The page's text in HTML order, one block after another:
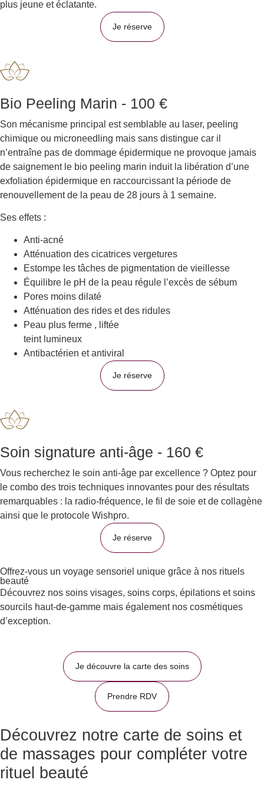
plus jeune et éclatante.
Je réserve
Bio Peeling Marin - 100 €
Son mécanisme principal est semblable au laser, peeling
chimique ou microneedling mais sans distingue car il
n’entraîne pas de dommage épidermique ne provoque jamais
de saignement le bio peeling marin induit la libération d’une
exfoliation épidermique en raccourcissant la période de
renouvellement de la peau de 28 jours à 1 semaine.
Ses effets :
Anti-acné
Atténuation des cicatrices vergetures
Estompe les tâches de pigmentation de vieillesse
Équilibre le pH de la peau régule l’excès de sébum
Pores moins dilaté
Atténuation des rides et des ridules
Peau plus ferme , liftée
teint lumineux
Antibactérien et antiviral
Je réserve
Soin signature anti-âge - 160 €
Vous recherchez le soin anti-âge par excellence ? Optez pour
le combo des trois techniques innovantes pour des résultats
remarquables : la radio-fréquence, le fil de soie et de collagène
ainsi que le protocole Wishpro.
Je réserve
Offrez-vous un voyage sensoriel unique grâce à nos rituels
beauté
Découvrez nos soins visages, soins corps, épilations et soins
sourcils haut-de-gamme mais également nos cosmétiques
d’exception.
Je découvre la carte des soins
Prendre RDV
Découvrez notre carte de soins et
de massages pour compléter votre
rituel beauté